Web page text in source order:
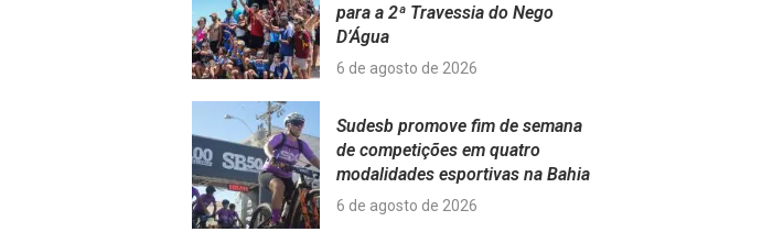
para a 2ª Travessia do Nego
D’Água
6 de agosto de 2026
Sudesb promove fim de semana
de competições em quatro
modalidades esportivas na Bahia
6 de agosto de 2026